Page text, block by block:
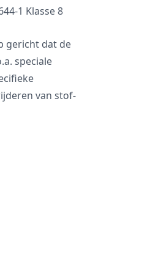
1 Klasse 8
gericht dat de
speciale
van stof-